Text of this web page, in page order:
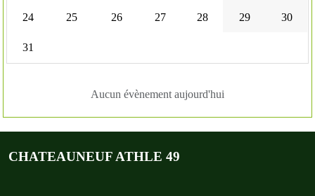
24 25 26 27 28 29 30
31
Aucun évènement aujourd'hui
CHATEAUNEUF ATHLE 49